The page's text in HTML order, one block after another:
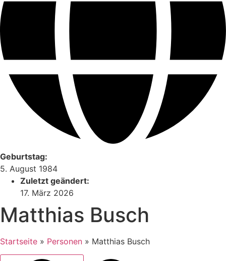
Geburtstag:
5. August 1984
Zuletzt geändert:
17. März 2026
Matthias Busch
Startseite » Personen » Matthias Busch